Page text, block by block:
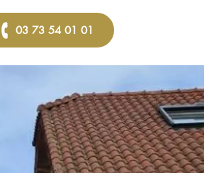
03 73 54 01 01